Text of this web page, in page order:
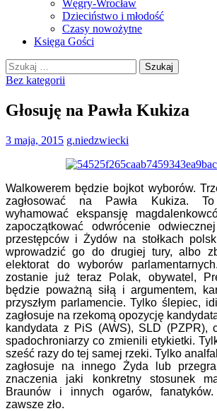
Węgry-Wrocław
Dzieciństwo i młodość
Czasy nowożytne
Księga Gości
Szukaj:
Bez kategorii
Głosuję na Pawła Kukiza
3 maja, 2015 g.niedzwiecki
Walkowerem będzie bojkot wyborów.
zagłosować na Pawła Kukiza.
wyhamować ekspansję
zapoczątkować odwrócenie
przestępców i Żydów na stołkach
wprowadzić go do drugiej tury, albo
elektorat do wyborów
zostanie już teraz Polak, obywatel,
będzie poważną siłą i argumentem,
przyszłym parlamencie. Tylko ślepiec,
zagłosuje na rzekomą opozycję
kandydata z PiS (AWS), SLD (PZPR),
spadochroniarzy co zmienili etykietki.
sześć razy do tej samej rzeki. Tylko
zagłosuje na innego Żyda lub
znaczenia jaki konkretny stosunek
Braunów i innych ogarów,
zawsze zło.